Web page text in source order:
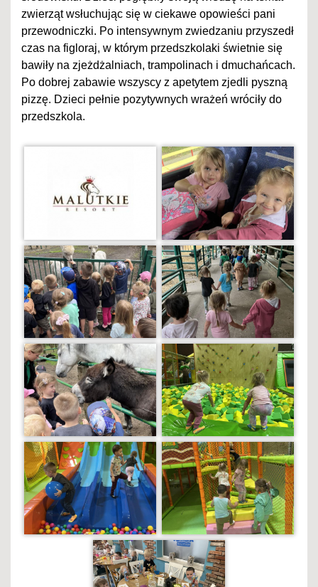
zwierząt wsłuchując się w ciekawe opowieści pani
przewodniczki. Po intensywnym zwiedzaniu przyszedł
czas na figloraj, w którym przedszkolaki świetnie się
bawiły na zjeżdżalniach, trampolinach i dmuchańcach.
Po dobrej zabawie wszyscy z apetytem zjedli pyszną
pizzę. Dzieci pełnie pozytywnych wrażeń wróciły do
przedszkola.